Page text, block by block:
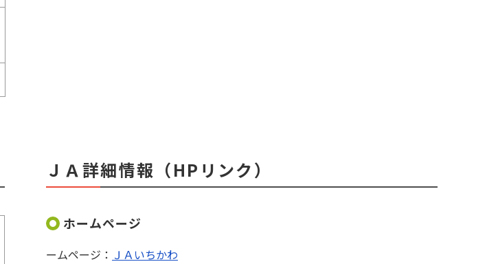
ＪＡ詳細情報（HPリンク）
ホームページ
ームページ： ＪＡいちかわ